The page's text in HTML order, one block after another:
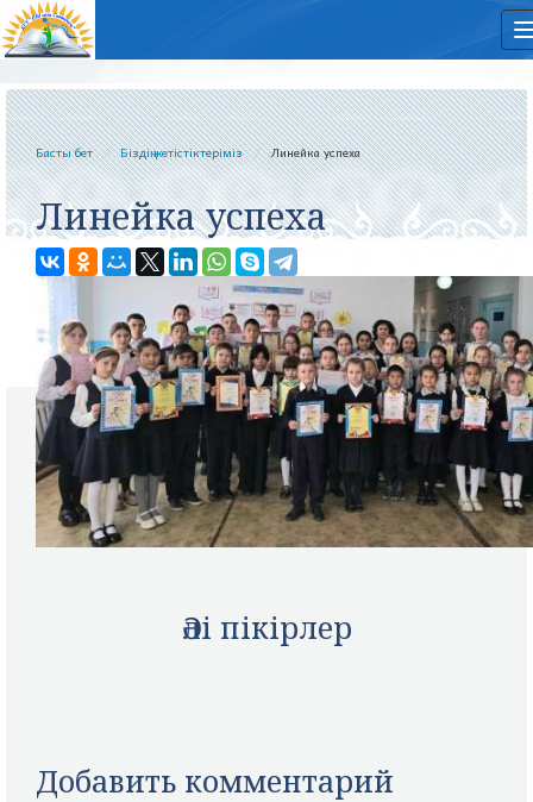
Басты бет Біздің жетістіктеріміз Линейка успеха
Линейка успеха
Әлі пікірлер
Добавить комментарий